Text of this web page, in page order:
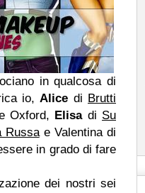
in qualcosa di
io,Alice di Brutti
Oxford, Elisadi Su
Russae Valentina di
in grado di fare
dei nostri sei